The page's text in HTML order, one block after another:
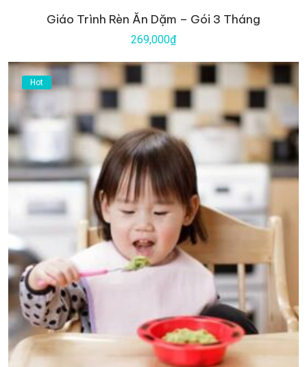
Giáo Trình Rèn Ăn Dặm – Gói 3 Tháng
269,000₫
Hot